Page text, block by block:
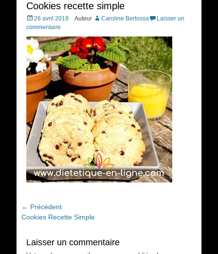
Cookies recette simple
Posted
on
26 avril 2019 Auteur Caroline Bertossa
Laisser un
commentaire
Navigation
de
← Précédent
Article
Cookies Recette Simple
Laisser un commentaire